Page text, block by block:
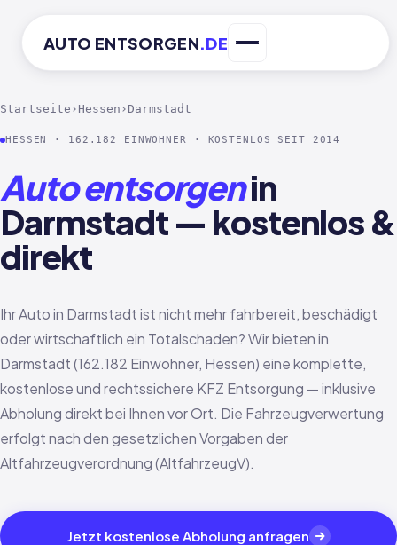
AUTO ENTSORGEN.DE
Startseite › Hessen › Darmstadt
HESSEN · 162.182 EINWOHNER · KOSTENLOS SEIT 2014
Auto entsorgenin
Darmstadt — kostenlos &
direkt
Ihr Auto in Darmstadt ist nicht mehr fahrbereit, beschädigt
oder wirtschaftlich ein Totalschaden? Wir bieten in
Darmstadt (162.182 Einwohner, Hessen) eine komplette,
kostenlose und rechtssichere KFZ Entsorgung — inklusive
Abholung direkt bei Ihnen vor Ort. Die Fahrzeugverwertung
erfolgt nach den gesetzlichen Vorgaben der
Altfahrzeugverordnung (AltfahrzeugV).
Jetzt kostenlose Abholung anfragen